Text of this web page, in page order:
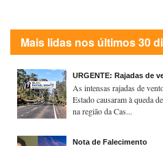
Mais lidas nos últimos 30
URGENTE: Rajadas de
As intensas rajadas de
Estado causaram à queda
na região da Cas...
Nota de Falecimento